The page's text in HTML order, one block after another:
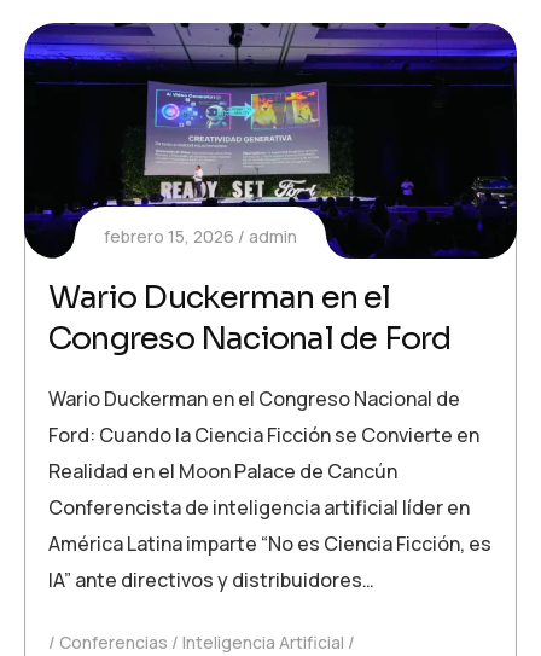
febrero 15, 2026 admin
Wario Duckerman en el
Congreso Nacional de Ford
Wario Duckerman en el Congreso Nacional de
Ford: Cuando la Ciencia Ficción se Convierte en
Realidad en el Moon Palace de Cancún
Conferencista de inteligencia artificial líder en
América Latina imparte “No es Ciencia Ficción, es
IA” ante directivos y distribuidores…
Conferencias Inteligencia Artificial